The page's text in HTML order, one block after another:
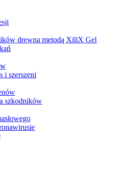
drewna metodą XiliX Gel
i szerszeni
szkodników